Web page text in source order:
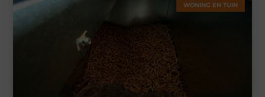
WONING EN TUIN